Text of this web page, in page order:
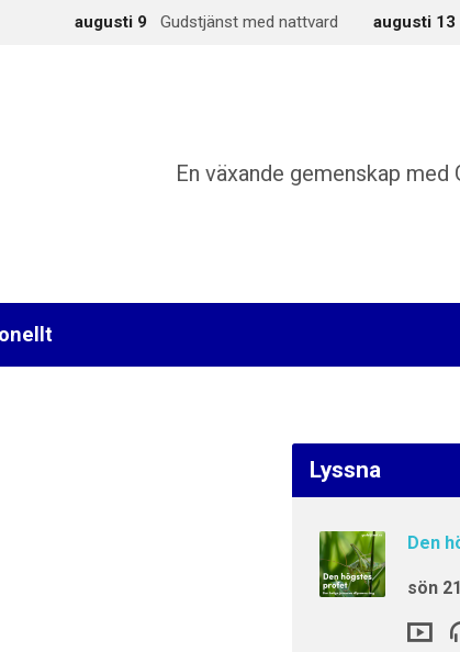
augusti 9 Gudstjänst med nattvard augusti 13
En växande gemenskap med
Lyssna
Den
sön